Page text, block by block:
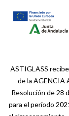
ASTIGLASS
de la AGENCIA
Resolución de 28
para el período